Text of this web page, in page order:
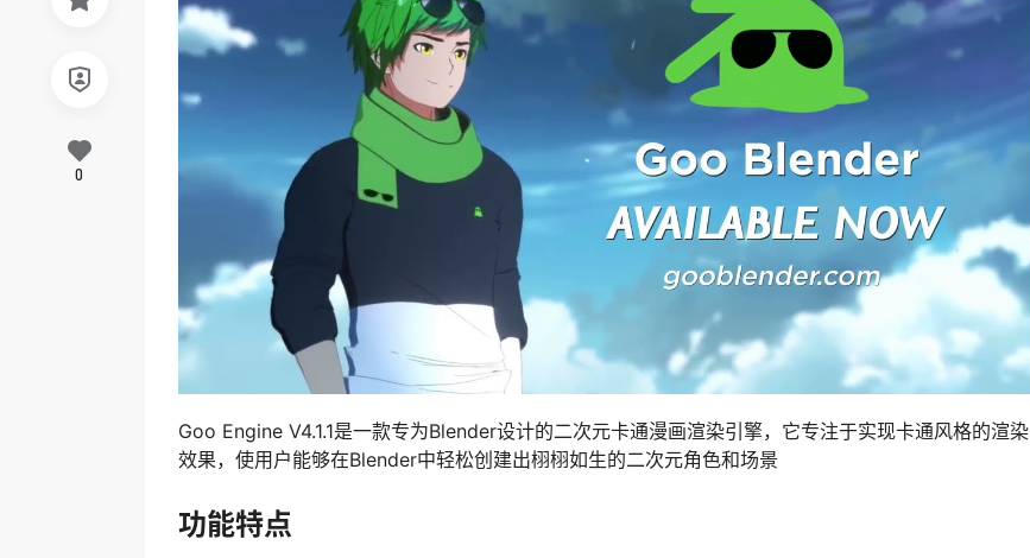
Goo Engine V4.1.1是一款专为Blender设计的二次元卡通漫画渲染引擎，它专注于实现卡通风格的渲染
效果，使用户能够在Blender中轻松创建出栩栩如生的二次元角色和场景
功能特点
0